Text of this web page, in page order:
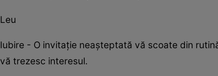
Leu
Iubire - O invitație neașteptată vă scoate din
vă trezesc interesul.